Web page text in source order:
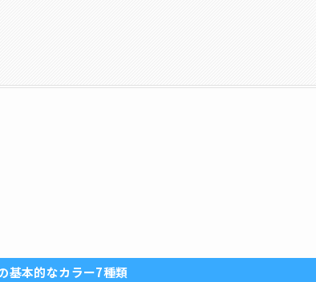
基本的なカラー7種類